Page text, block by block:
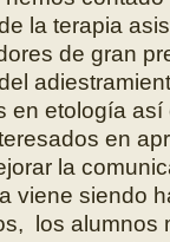
la terapia
de gran
en etología así
en
la
viene siendo
los alumnos